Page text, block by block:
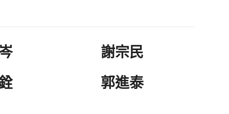
謝宗民
郭進泰